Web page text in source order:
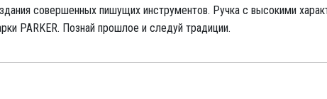
совершенных пишущих инструментов. Ручка с высокими
PARKER. Познай прошлое и следуй традиции.